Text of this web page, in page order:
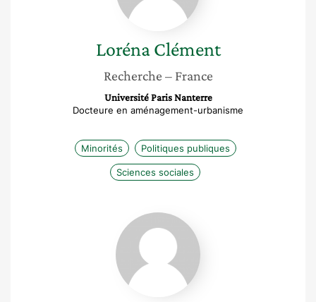
Loréna Clément
Recherche – France
Université Paris Nanterre
Docteure en aménagement-urbanisme
Minorités Politiques publiques
Sciences sociales
Léa
Fournier-
bouvet